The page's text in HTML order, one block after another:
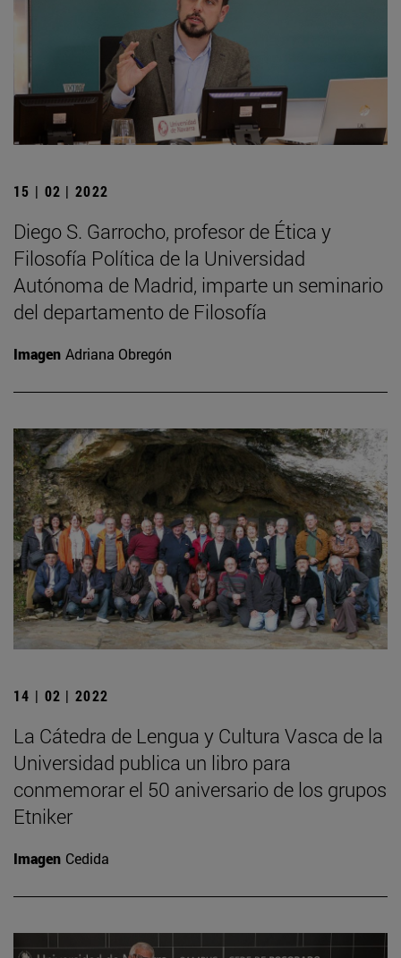
15 | 02 | 2022
Diego S. Garrocho, profesor de Ética y
Filosofía Política de la Universidad
Autónoma de Madrid, imparte un seminario
del departamento de Filosofía
Imagen Adriana Obregón
14 | 02 | 2022
La Cátedra de Lengua y Cultura Vasca de la
Universidad publica un libro para
conmemorar el 50 aniversario de los grupos
Etniker
Imagen Cedida